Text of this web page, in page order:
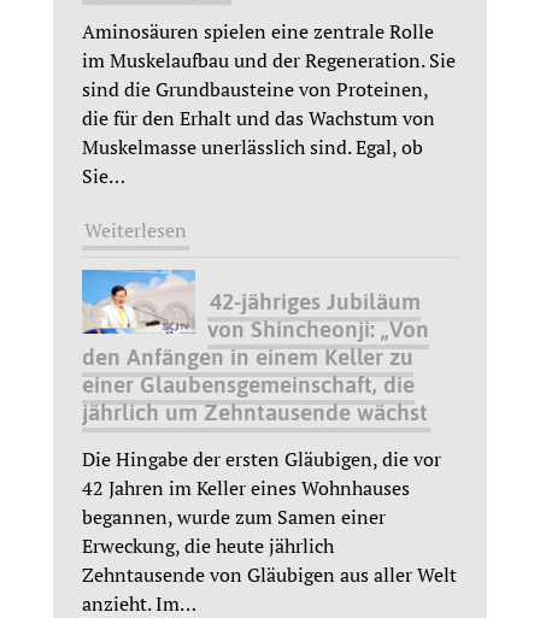
Aminosäuren spielen eine zentrale Rolle
im Muskelaufbau und der Regeneration. Sie
sind die Grundbausteine von Proteinen,
die für den Erhalt und das Wachstum von
Muskelmasse unerlässlich sind. Egal, ob
Sie…
Weiterlesen
42-jähriges Jubiläum
von Shincheonji: „Von
den Anfängen in einem Keller zu
einer Glaubensgemeinschaft, die
jährlich um Zehntausende wächst
Die Hingabe der ersten Gläubigen, die vor
42 Jahren im Keller eines Wohnhauses
begannen, wurde zum Samen einer
Erweckung, die heute jährlich
Zehntausende von Gläubigen aus aller Welt
anzieht. Im…